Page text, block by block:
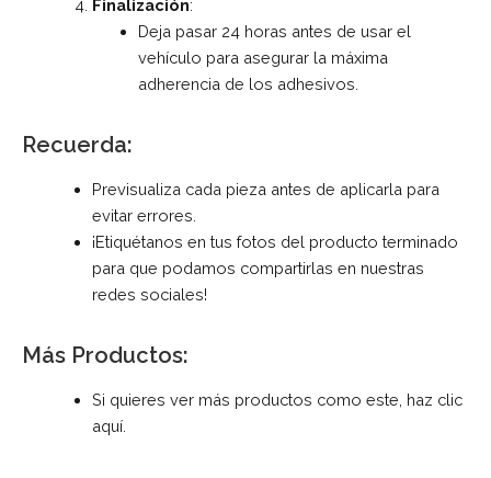
Finalización:
Deja pasar 24 horas antes de usar el
vehículo para asegurar la máxima
adherencia de los adhesivos.
Recuerda:
Previsualiza cada pieza antes de aplicarla para
evitar errores.
¡Etiquétanos en tus fotos del producto terminado
para que podamos compartirlas en nuestras
redes sociales!
Más Productos:
Si quieres ver más productos como este, haz clic
aquí.